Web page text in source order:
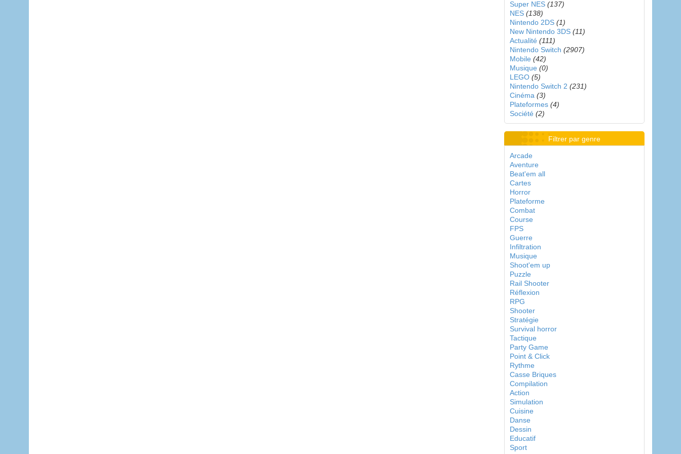
Super NES (137)
NES (138)
Nintendo 2DS (1)
New Nintendo 3DS (11)
Actualité (111)
Nintendo Switch (2907)
Mobile (42)
Musique (0)
LEGO (5)
Nintendo Switch 2 (231)
Cinéma (3)
Plateformes (4)
Société (2)
Filtrer par genre
Arcade
Aventure
Beat'em all
Cartes
Horror
Plateforme
Combat
Course
FPS
Guerre
Infiltration
Musique
Shoot'em up
Puzzle
Rail Shooter
Réflexion
RPG
Shooter
Stratégie
Survival horror
Tactique
Party Game
Point & Click
Rythme
Casse Briques
Compilation
Action
Simulation
Cuisine
Danse
Dessin
Educatif
Sport